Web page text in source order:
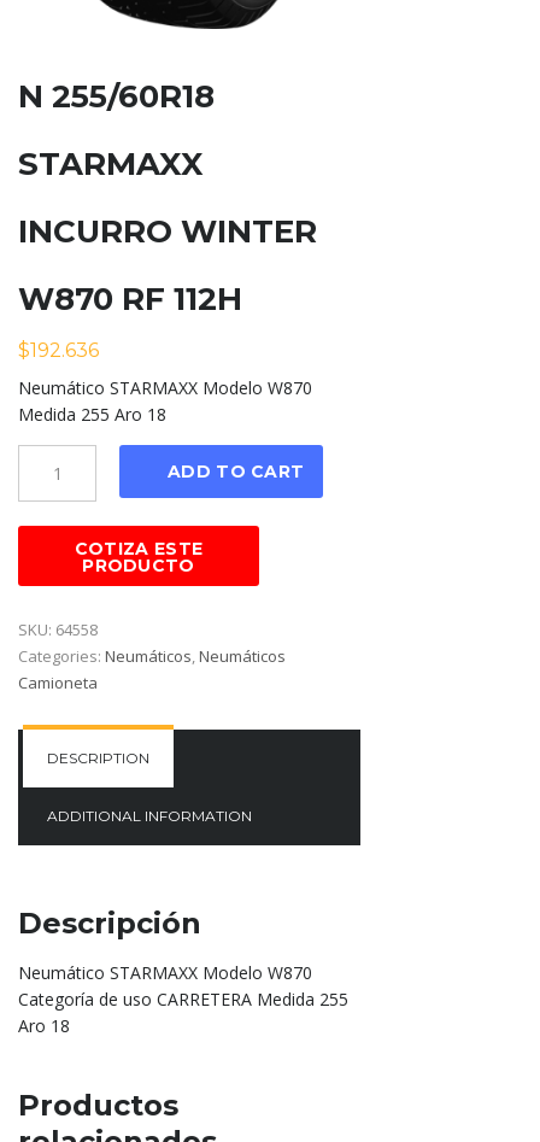
N 255/60R18
STARMAXX
INCURRO WINTER
W870 RF 112H
$192.636
Neumático STARMAXX Modelo W870
Medida 255 Aro 18
ADD TO CART
SKU: 64558
Categories: Neumáticos,Neumáticos
Camioneta
DESCRIPTION
ADDITIONAL INFORMATION
Descripción
Neumático STARMAXX Modelo W870
Categoría de uso CARRETERA Medida 255
Aro 18
Productos